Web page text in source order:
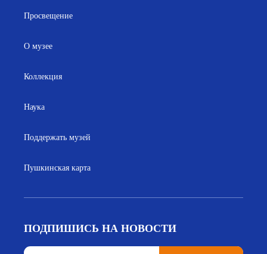
Просвещение
О музее
Коллекция
Наука
Поддержать музей
Пушкинская карта
ПОДПИШИСЬ НА НОВОСТИ